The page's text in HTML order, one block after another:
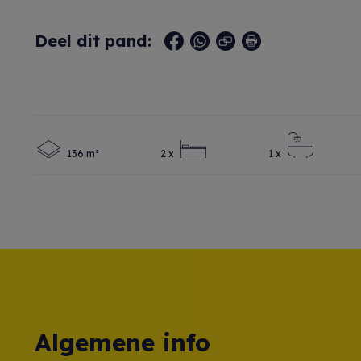
Deel dit pand:
136 m² 2 x 1 x
Algemene info